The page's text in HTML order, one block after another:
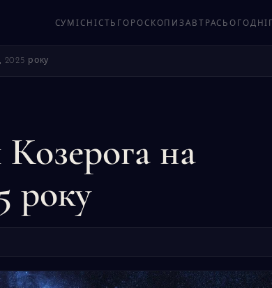
СУМІСНІСТЬ ГОРОСКОПИЗАВТРАСЬОГОДНІ
2025 року
на
року